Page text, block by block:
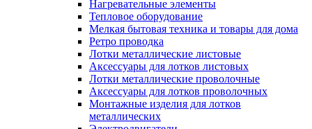
Нагревательные элементы
Тепловое оборудование
Мелкая бытовая техника и товары для дома
Ретро проводка
Лотки металлические листовые
Аксессуары для лотков листовых
Лотки металлические проволочные
Аксессуары для лотков проволочных
Монтажные изделия для лотков
металлических